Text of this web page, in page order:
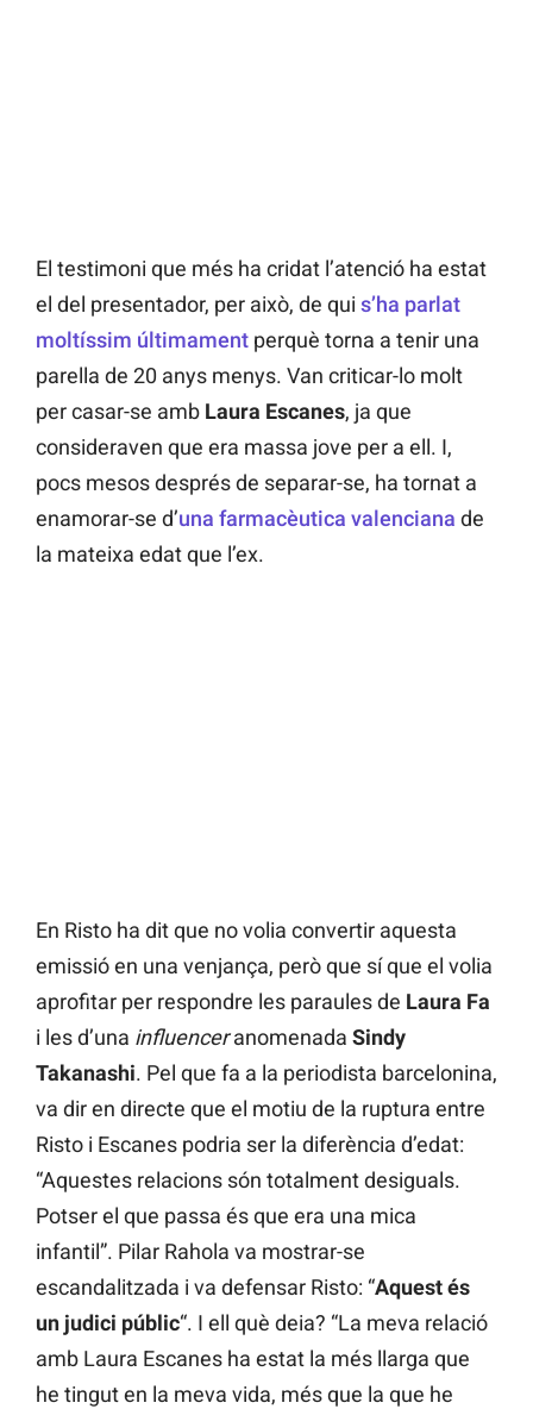
El testimoni que més ha cridat l’atenció ha estat
el del presentador, per això, de qui s’ha parlat
moltíssim últimament perquè torna a tenir una
parella de 20 anys menys. Van criticar-lo molt
per casar-se amb Laura Escanes, ja que
consideraven que era massa jove per a ell. I,
pocs mesos després de separar-se, ha tornat a
enamorar-se d’una farmacèutica valenciana de
la mateixa edat que l’ex.
En Risto ha dit que no volia convertir aquesta
emissió en una venjança, però que sí que el volia
aprofitar per respondre les paraules de Laura Fa
i les d’una influenceranomenada Sindy
Takanashi. Pel que fa a la periodista barcelonina,
va dir en directe que el motiu de la ruptura entre
Risto i Escanes podria ser la diferència d’edat:
“Aquestes relacions són totalment desiguals.
Potser el que passa és que era una mica
infantil”. Pilar Rahola va mostrar-se
escandalitzada i va defensar Risto: “Aquest és
un judici públic“. I ell què deia? “La meva relació
amb Laura Escanes ha estat la més llarga que
he tingut en la meva vida, més que la que he